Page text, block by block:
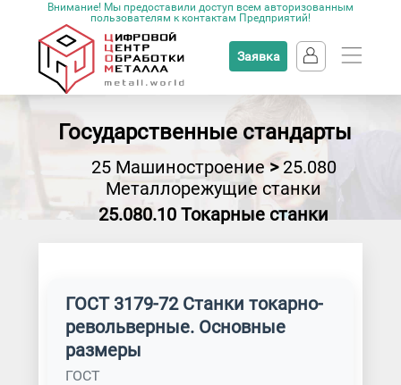
Внимание! Мы предоставили доступ всем авторизованным
пользователям к контактам Предприятий!
Заявка
Государственные стандарты
25 Машиностроение>25.080
Металлорежущие станки
25.080.10 Токарные станки
ГОСТ 3179-72 Станки токарно-
револьверные. Основные
размеры
ГОСТ